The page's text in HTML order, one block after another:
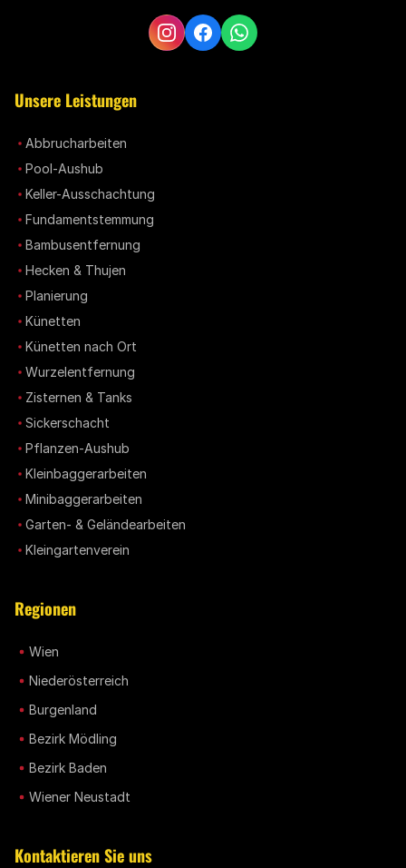
Unsere Leistungen
Abbrucharbeiten
Pool-Aushub
Keller-Ausschachtung
Fundamentstemmung
Bambusentfernung
Hecken & Thujen
Planierung
Künetten
Künetten nach Ort
Wurzelentfernung
Zisternen & Tanks
Sickerschacht
Pflanzen-Aushub
Kleinbaggerarbeiten
Minibaggerarbeiten
Garten- & Geländearbeiten
Kleingartenverein
Regionen
Wien
Niederösterreich
Burgenland
Bezirk Mödling
Bezirk Baden
Wiener Neustadt
Kontaktieren Sie uns